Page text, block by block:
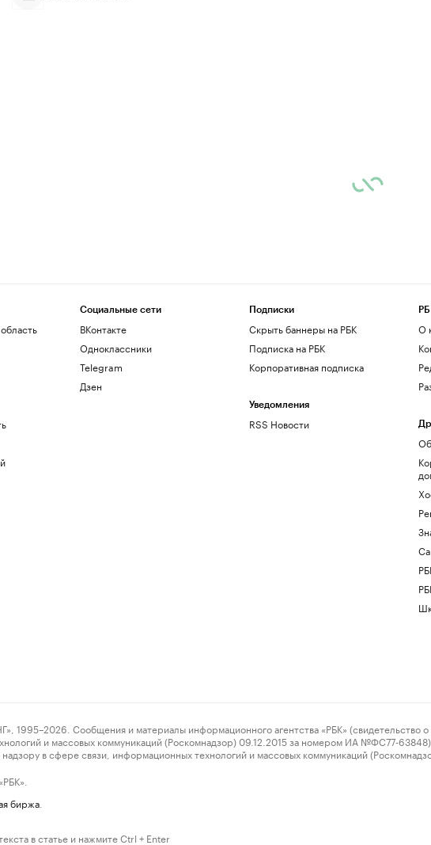
Социальные сети
ВКонтакте
Одноклассники
Telegram
Дзен
Подписки
Скрыть баннеры на РБК
Подписка на РБК
Корпоративная подписка
Уведомления
RSS Новости
О
Сообщения и материалы информационного агентства «РБК» (свидетельство о
и массовых коммуникаций (Роскомнадзор) 09.12.2015 за номером ИА №ФС77-63848)
в сфере связи, информационных технологий и массовых коммуникаций
биржа
в статье и нажмите Ctrl + Enter